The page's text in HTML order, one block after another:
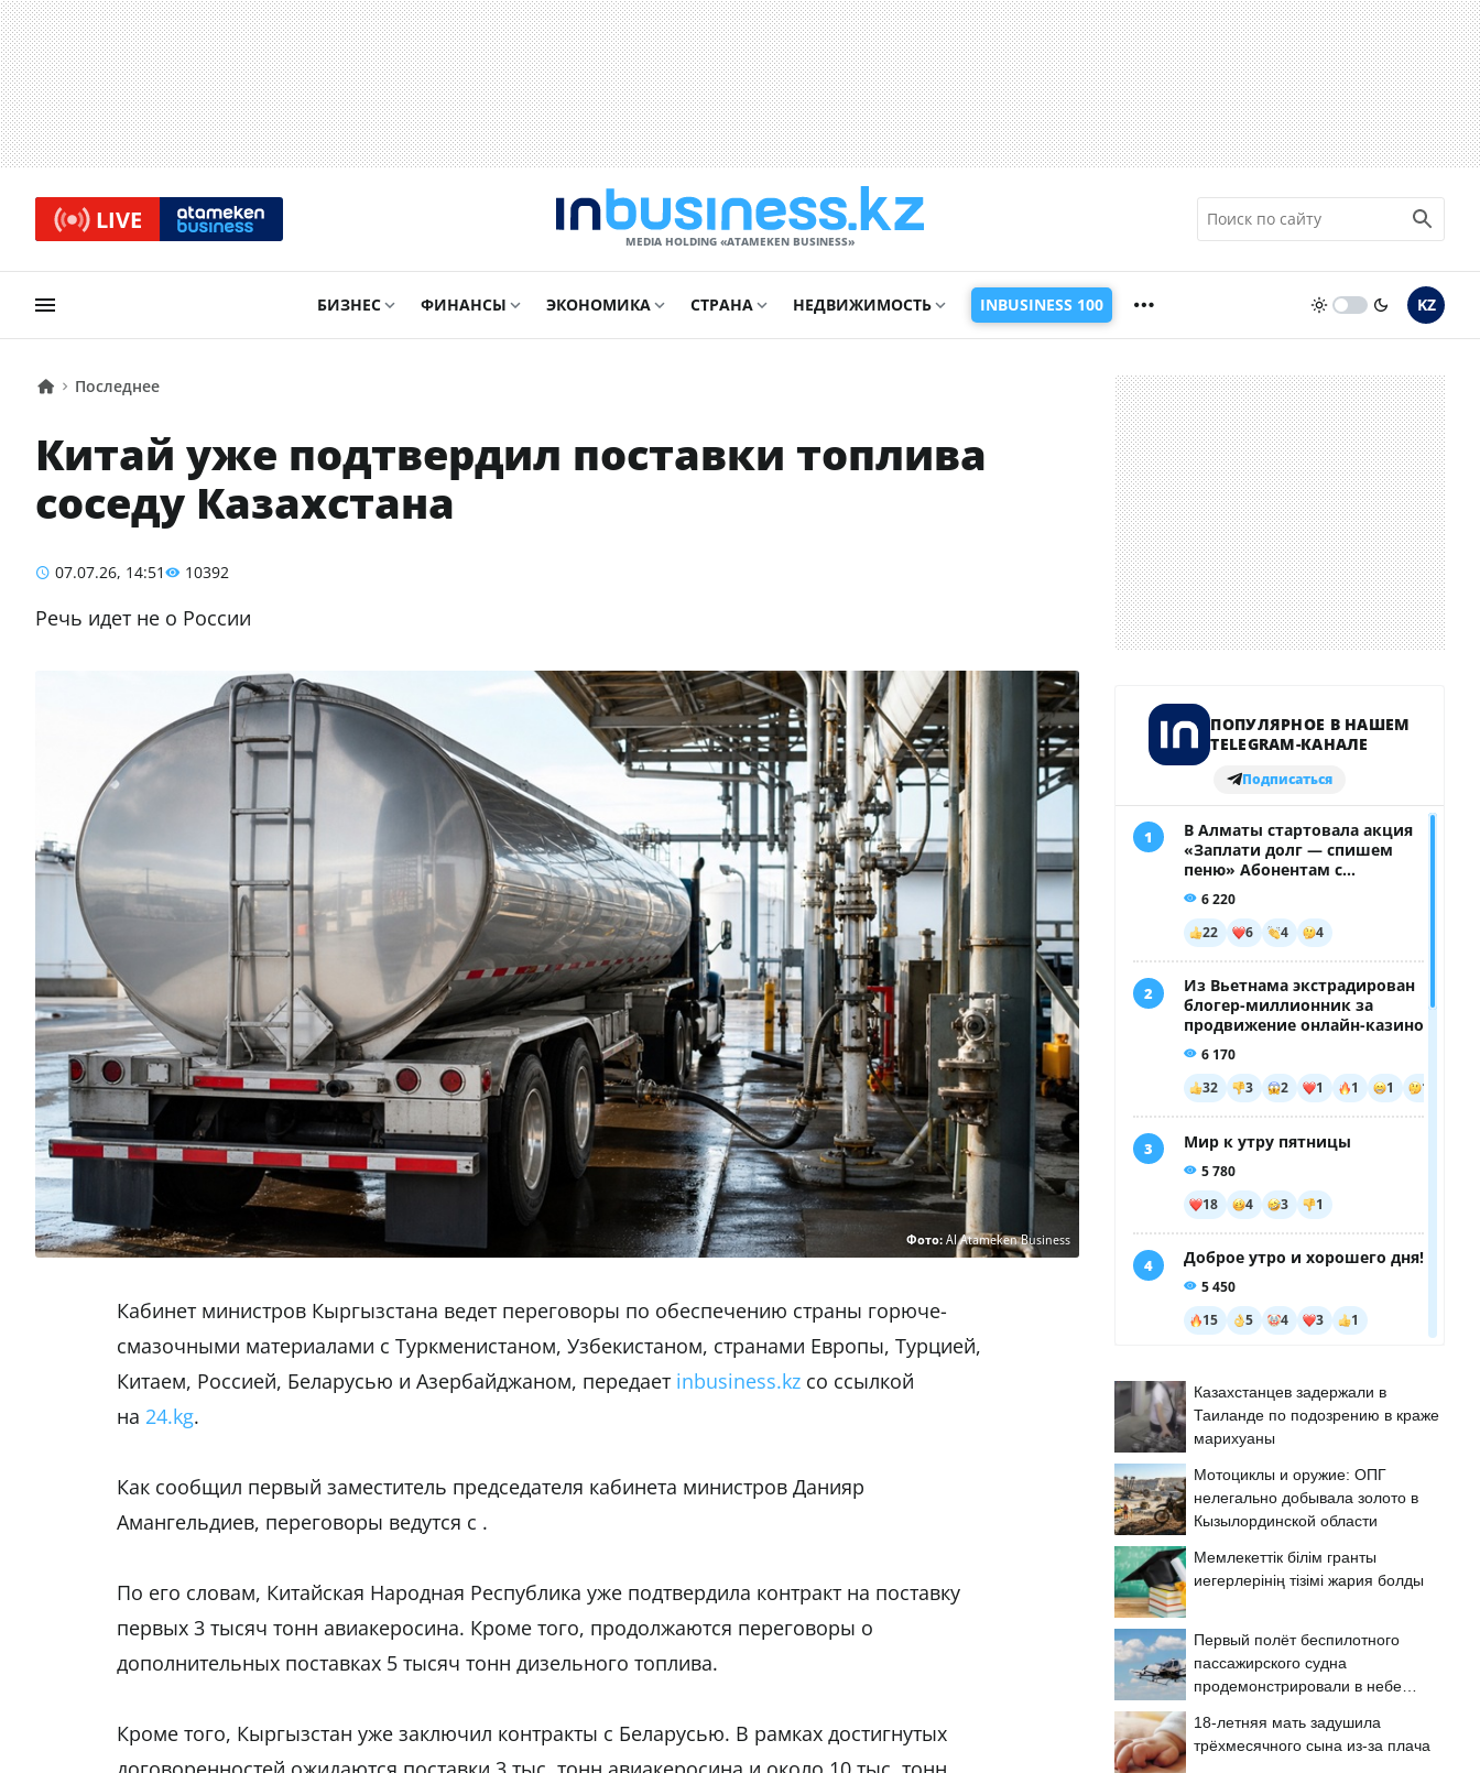
LIVE
MEDIA HOLDING «ATAMEKЕN BUSINESS»
БИЗНЕС ФИНАНСЫ ЭКОНОМИКА СТРАНА НЕДВИЖИМОСТЬ INBUSINESS 100 KZ
Последнее
Китай уже подтвердил поставки топлива
соседу Казахстана
07.07.26, 14:51 10392
Речь идет не о России
Фото:AI Atameken Business
Кабинет министров Кыргызстана ведет переговоры по обеспечению страны горюче-
смазочными материалами с Туркменистаном, Узбекистаном, странами Европы, Турцией,
Китаем, Россией, Беларусью и Азербайджаном, передает inbusiness.kz со ссылкой
на 24.kg.
Как сообщил первый заместитель председателя кабинета министров Данияр
Амангельдиев, переговоры ведутся с .
По его словам, Китайская Народная Республика уже подтвердила контракт на поставку
первых 3 тысяч тонн авиакеросина. Кроме того, продолжаются переговоры о
дополнительных поставках 5 тысяч тонн дизельного топлива.
Кроме того, Кыргызстан уже заключил контракты с Беларусью. В рамках достигнутых
Казахстанцев задержали в
Таиланде по подозрению в краже
марихуаны
Мотоциклы и оружие: ОПГ
нелегально добывала золото в
Кызылординской области
Мемлекеттік білім гранты
иегерлерінің тізімі жария болды
Первый полёт беспилотного
пассажирского судна
продемонстрировали в небе
18-летняя мать задушила
трёхмесячного сына из-за плача